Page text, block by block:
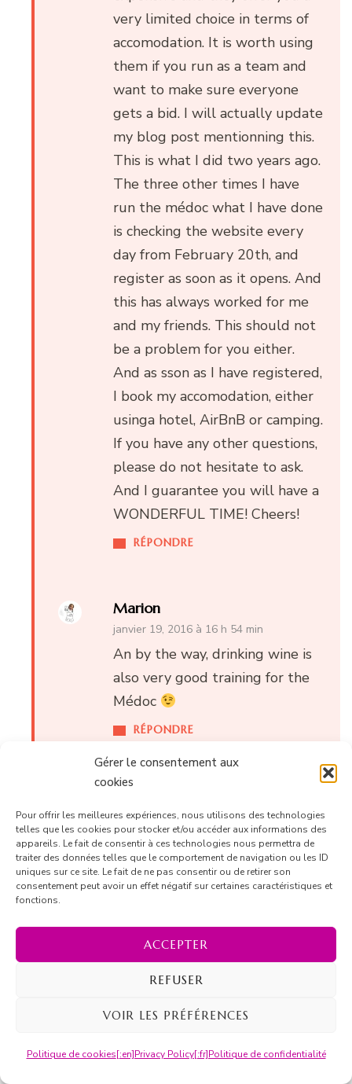
Gérer le consentement aux
cookies
Pour offrir les meilleures expériences, nous utilisons des technologies
telles que les cookies pour stocker et/ou accéder aux informations des
appareils. Le fait de consentir à ces technologies nous permettra de
traiter des données telles que le comportement de navigation ou les ID
uniques sur ce site. Le fait de ne pas consentir ou de retirer son
consentement peut avoir un effet négatif sur certaines caractéristiques et
fonctions.
ACCEPTER
REFUSER
VOIR LES PRÉFÉRENCES
Politique de cookies[:en]Privacy Policy[:fr]Politique de confidentialité
RÉPONDRE
very limited choice in terms of
accomodation. It is worth using
them if you run as a team and
want to make sure everyone
gets a bid. I will actually update
my blog post mentionning this.
This is what I did two years ago.
The three other times I have
run the médoc what I have done
is checking the website every
day from February 20th, and
register as soon as it opens. And
this has always worked for me
and my friends. This should not
be a problem for you either.
And as sson as I have registered,
I book my accomodation, either
usinga hotel, AirBnB or camping.
If you have any other questions,
please do not hesitate to ask.
And I guarantee you will have a
WONDERFUL TIME! Cheers!
Marion
janvier 19, 2016 à 16 h 54 min
RÉPONDRE
An by the way, drinking wine is
also very good training for the
Médoc
mars 9, 2016 à 3 h 39 min
RÉPONDRE
My wife and I signed up today. We just
knocked down a nice cabernet from California.
Should we drink a bottle every day? Should
France? I had no idea we would have to train
so hard for a marathon. The choices!
Cabernets…Merlots…Reislings…Bordeaux..! I
was told I needed new tennis shoes. What